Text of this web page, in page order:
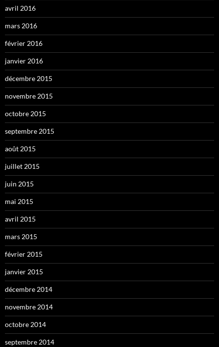
avril 2016
mars 2016
février 2016
janvier 2016
décembre 2015
novembre 2015
octobre 2015
septembre 2015
août 2015
juillet 2015
juin 2015
mai 2015
avril 2015
mars 2015
février 2015
janvier 2015
décembre 2014
novembre 2014
octobre 2014
septembre 2014